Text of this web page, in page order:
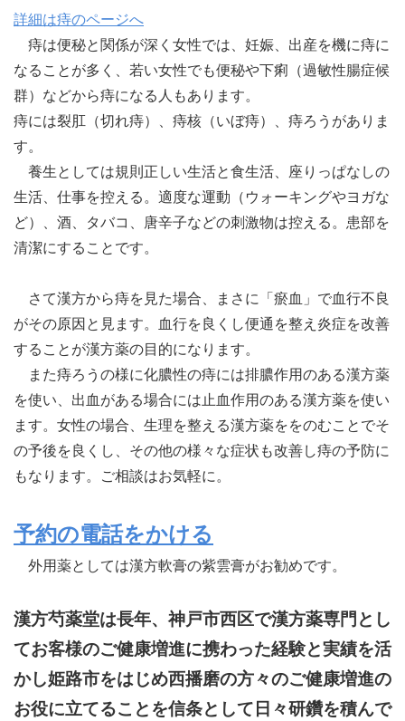
詳細は痔のページへ
痔は便秘と関係が深く女性では、妊娠、出産を機に痔に
なることが多く、若い女性でも便秘や下痢（過敏性腸症候
群）などから痔になる人もあります。
痔には裂肛（切れ痔）、痔核（いぼ痔）、痔ろうがありま
す。
養生としては規則正しい生活と食生活、座りっぱなしの
生活、仕事を控える。適度な運動（ウォーキングやヨガな
ど）、酒、タバコ、唐辛子などの刺激物は控える。患部を
清潔にすることです。
さて漢方から痔を見た場合、まさに「瘀血」で血行不良
がその原因と見ます。血行を良くし便通を整え炎症を改善
することが漢方薬の目的になります。
また痔ろうの様に化膿性の痔には排膿作用のある漢方薬
を使い、出血がある場合には止血作用のある漢方薬を使い
ます。女性の場合、生理を整える漢方薬ををのむことでそ
の予後を良くし、その他の様々な症状も改善し痔の予防に
もなります。ご相談はお気軽に。
予約の電話をかける
外用薬としては漢方軟膏の紫雲膏がお勧めです。
漢方芍薬堂は長年、神戸市西区で漢方薬専門とし
てお客様のご健康増進に携わった経験と実績を活
かし姫路市をはじめ西播磨の方々のご健康増進の
お役に立てることを信条として日々研鑽を積んで